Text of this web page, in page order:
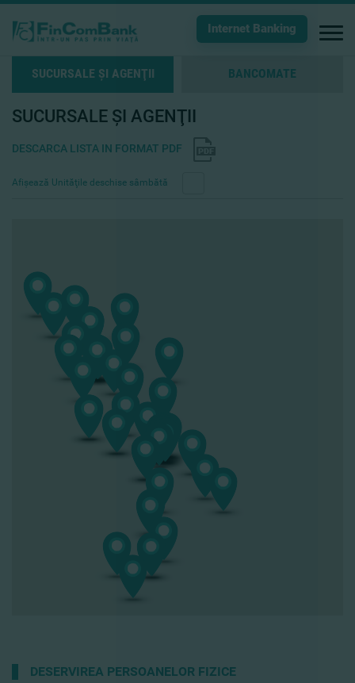
Internet Banking
SUCURSALE ŞI AGENŢII BANCOMATE
SUCURSALE ŞI AGENŢII
DESCARCA LISTA IN FORMAT PDF
Afişează Unităţile deschise sâmbătă
DESERVIREA PERSOANELOR FIZICE